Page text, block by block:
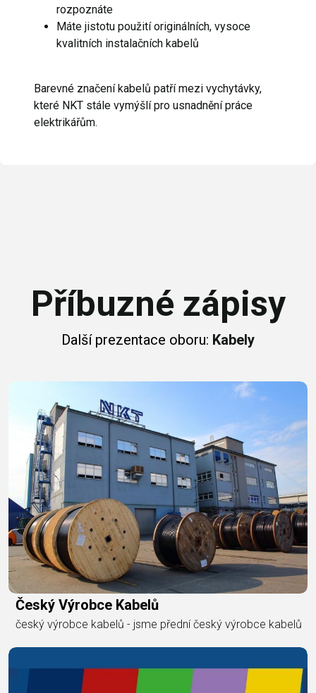
rozpoznáte
Máte jistotu použití originálních, vysoce
kvalitních instalačních kabelů
Barevné značení kabelů patří mezi vychytávky,
které NKT stále vymýšlí pro usnadnění práce
elektrikářům.
Příbuzné zápisy
Další prezentace oboru: Kabely
Český Výrobce Kabelů
český výrobce kabelů - jsme přední český výrobce kabelů